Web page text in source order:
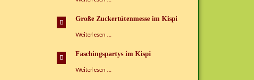
Tag
Große Zuckertütenmesse im Kispi
Weiterlesen …
im
Faschingspartys im Kispi
Weiterlesen …